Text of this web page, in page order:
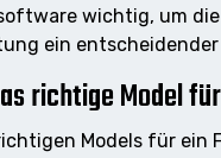
wichtig, um
ein
richtige Model
Models für ein